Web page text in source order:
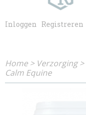
Inloggen Registreren
Home> Verzorging>
Calm Equine